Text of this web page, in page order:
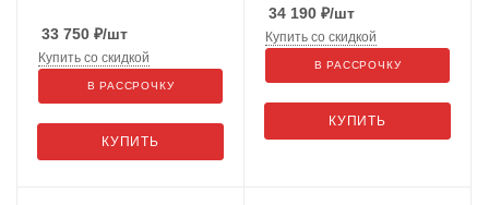
33 750 ₽/шт
КУПИТЬ
Купить со скидкой
В РАССРОЧКУ
34 190 ₽/шт
КУПИТЬ
Купить со скидкой
В РАССРОЧКУ